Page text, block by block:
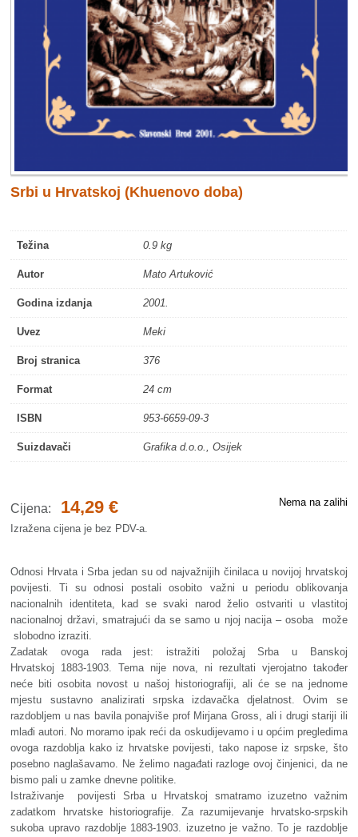
Srbi u Hrvatskoj (Khuenovo doba)
Težina 0.9 kg
Autor Mato Artuković
Godina izdanja 2001.
Uvez Meki
Broj stranica 376
Format 24 cm
ISBN 953-6659-09-3
Suizdavači Grafika d.o.o., Osijek
Cijena: 14,29€
Izražena cijena je bez PDV-a.
Nema na zalihi
Odnosi Hrvata i Srba jedan su od najvažnijih činilaca u novijoj hrvatskoj
povijesti. Ti su odnosi postali osobito važni u periodu oblikovanja
nacionalnih identiteta, kad se svaki narod želio ostvariti u vlastitoj
nacionalnoj državi, smatrajući da se samo u njoj nacija – osoba može
slobodno izraziti.
Zadatak ovoga rada jest: istražiti položaj Srba u Banskoj
Hrvatskoj 1883-1903. Tema nije nova, ni rezultati vjerojatno također
neće biti osobita novost u našoj historiografiji, ali će se na jednome
mjestu sustavno analizirati srpska izdavačka djelatnost. Ovim se
razdobljem u nas bavila ponajviše prof Mirjana Gross, ali i drugi stariji ili
mlađi autori. No moramo ipak reći da oskudijevamo i u općim pregledima
ovoga razdoblja kako iz hrvatske povijesti, tako napose iz srpske, što
posebno naglašavamo. Ne želimo nagađati razloge ovoj činjenici, da ne
bismo pali u zamke dnevne politike.
Istraživanje povijesti Srba u Hrvatskoj smatramo izuzetno važnim
zadatkom hrvatske historiografije. Za razumijevanje hrvatsko-srpskih
sukoba upravo razdoblje 1883-1903. izuzetno je važno. To je razdoblje